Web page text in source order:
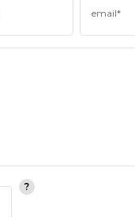
email*